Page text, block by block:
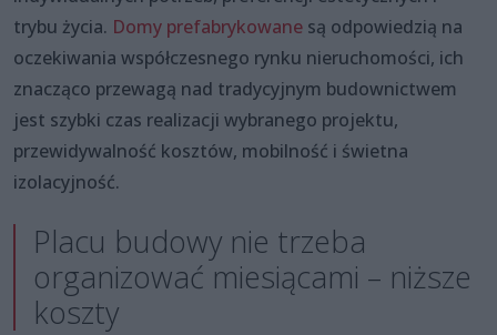
trybu życia. Domy prefabrykowane są odpowiedzią na
oczekiwania współczesnego rynku nieruchomości, ich
znacząco przewagą nad tradycyjnym budownictwem
jest szybki czas realizacji wybranego projektu,
przewidywalność kosztów, mobilność i świetna
izolacyjność.
Placu budowy nie trzeba
organizować miesiącami – niższe
koszty